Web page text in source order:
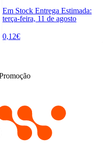
Em Stock Entrega Estimada:
terça-feira, 11 de agosto
0,12€